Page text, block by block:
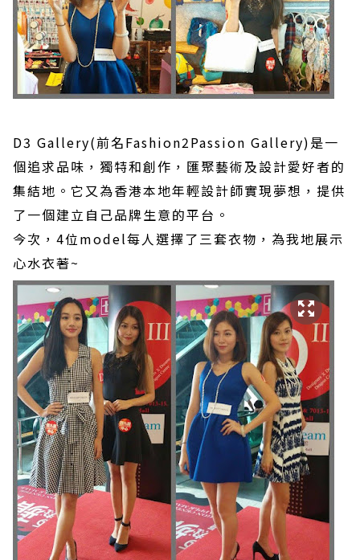
D3 Gallery(前名Fashion2Passion Gallery)是一
個追求品味，獨特和創作，匯聚藝術及設計愛好者的
集結地。它又為香港本地年輕設計師實現夢想，提供
了一個建立自己品牌生意的平台。
今次，4位model每人選擇了三套衣物，為我地展示
心水衣著~